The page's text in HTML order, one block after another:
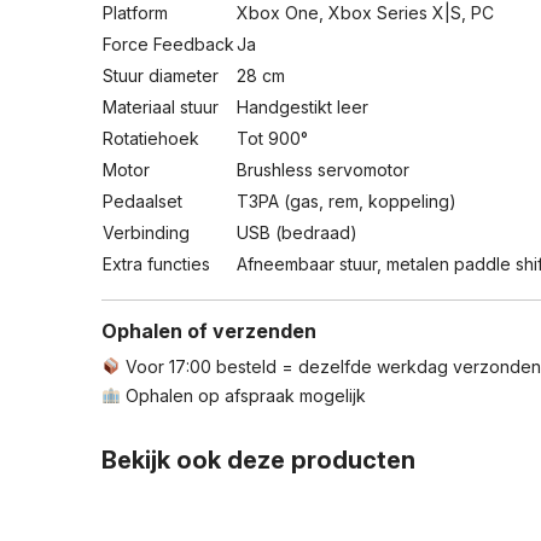
Platform
Xbox One, Xbox Series X|S, PC
Force FeedbackJa
Stuur diameter
28 cm
Materiaal stuur
Handgestikt leer
Rotatiehoek
Tot 900°
Motor
Brushless servomotor
Pedaalset
T3PA (gas, rem, koppeling)
Verbinding
USB (bedraad)
Extra functies
Afneembaar stuur, metalen paddle
Ophalen of verzenden
Voor 17:00 besteld = dezelfde werkdag verzonden
Ophalen op afspraak mogelijk
Bekijk ook deze producten